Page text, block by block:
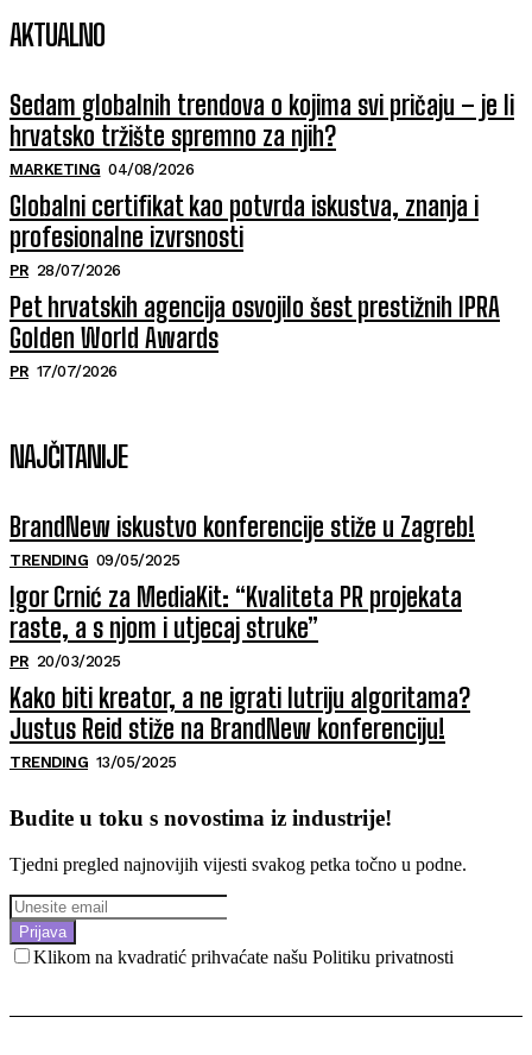
AKTUALNO
Sedam globalnih trendova o kojima svi pričaju – je li
hrvatsko tržište spremno za njih?
MARKETING 04/08/2026
Globalni certifikat kao potvrda iskustva, znanja i
profesionalne izvrsnosti
PR 28/07/2026
Pet hrvatskih agencija osvojilo šest prestižnih IPRA
Golden World Awards
PR 17/07/2026
NAJČITANIJE
BrandNew iskustvo konferencije stiže u Zagreb!
TRENDING 09/05/2025
Igor Crnić za MediaKit: “Kvaliteta PR projekata
raste, a s njom i utjecaj struke”
PR 20/03/2025
Kako biti kreator, a ne igrati lutriju algoritama?
Justus Reid stiže na BrandNew konferenciju!
TRENDING 13/05/2025
Budite u toku s novostima iz industrije!
Tjedni pregled najnovijih vijesti svakog petka točno u podne.
Prijava
Klikom na kvadratić prihvaćate našu Politiku privatnosti